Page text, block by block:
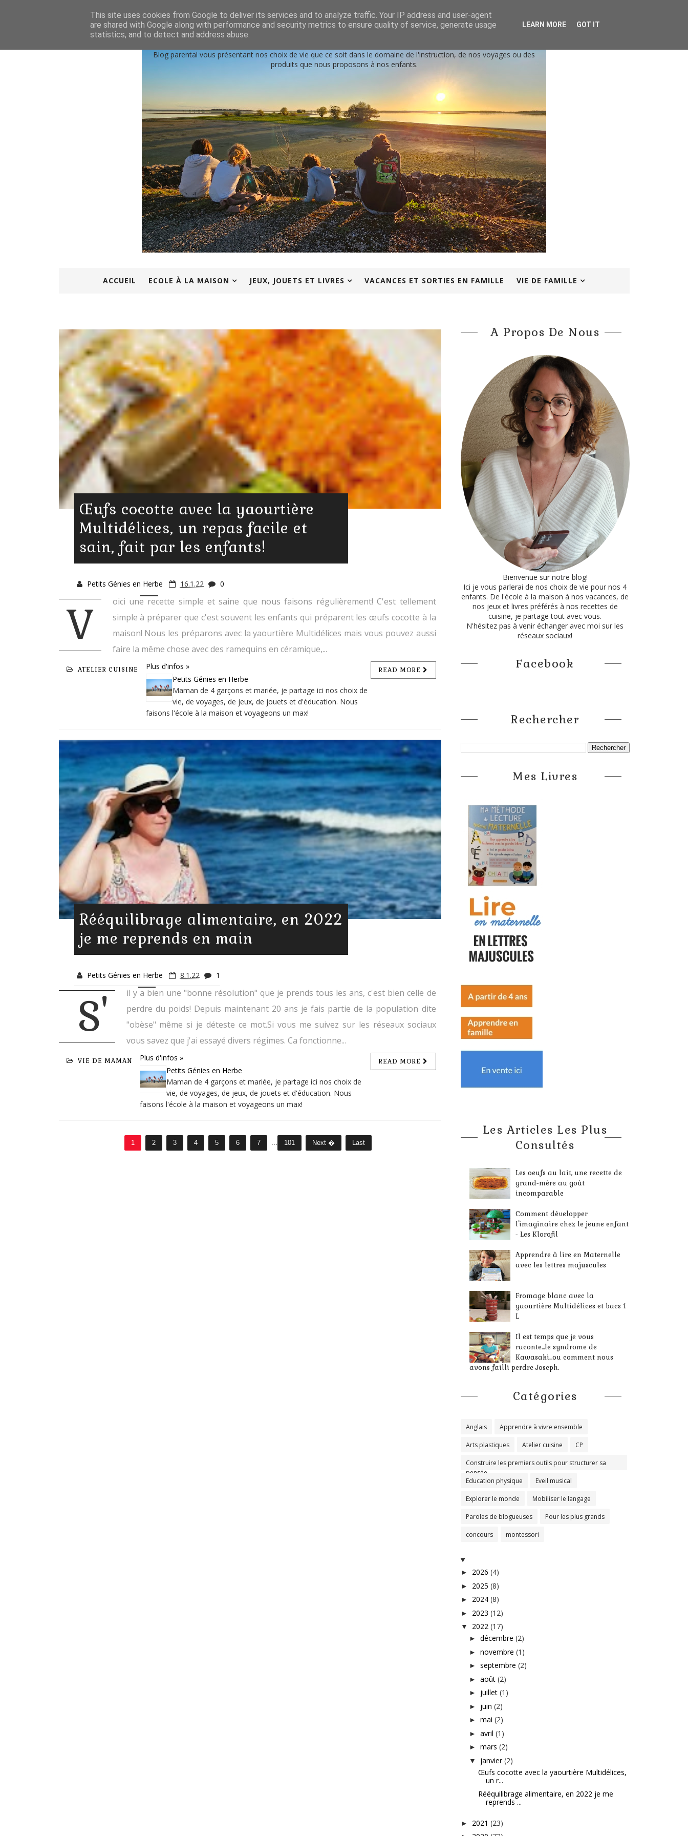
Petits génies en herbe
Blog parental vous présentant nos choix de vie que ce soit dans le domaine de l'instruction, de nos voyages ou des
produits que nous proposons à nos enfants.
ACCUEIL ECOLE À LA MAISON JEUX, JOUETS ET LIVRES VACANCES ET SORTIES EN FAMILLE VIE DE FAMILLE
Œufs cocotte avec la yaourtière
Multidélices, un repas facile et
sain, fait par les enfants!
Petits Génies en Herbe 16.1.22 0
V
oici une recette simple et saine que nous faisons régulièrement! C'est tellement
simple à préparer que c'est souvent les enfants qui préparent les œufs cocotte à la
maison! Nous les préparons avec la yaourtière Multidélices mais vous pouvez aussi
faire la même chose avec des ramequins en céramique,...
ATELIER CUISINE READ MORE
Plus d'infos »
Petits Génies en Herbe
Maman de 4 garçons et mariée, je partage ici nos choix de
vie, de voyages, de jeux, de jouets et d'éducation. Nous
faisons l'école à la maison et voyageons un max!
Rééquilibrage alimentaire, en 2022
je me reprends en main
Petits Génies en Herbe 8.1.22 1
S'
il y a bien une "bonne résolution" que je prends tous les ans, c'est bien celle de
perdre du poids! Depuis maintenant 20 ans je fais partie de la population dite
"obèse" même si je déteste ce mot.Si vous me suivez sur les réseaux sociaux
vous savez que j'ai essayé divers régimes. Ca fonctionne...
VIE DE MAMAN READ MORE
Plus d'infos »
Petits Génies en Herbe
Maman de 4 garçons et mariée, je partage ici nos choix de
vie, de voyages, de jeux, de jouets et d'éducation. Nous
faisons l'école à la maison et voyageons un max!
1 2 3 4 5 6 7 ... 101 Next � Last
A Propos De Nous
Bienvenue sur notre blog!
Ici je vous parlerai de nos choix de vie pour nos 4
enfants. De l'école à la maison à nos vacances, de
nos jeux et livres préférés à nos recettes de
cuisine, je partage tout avec vous.
N'hésitez pas à venir échanger avec moi sur les
réseaux sociaux!
Facebook
Rechercher
Mes Livres
Les Articles Les Plus
Consultés
Les oeufs au lait, une recette de
grand-mère au goût
incomparable
Comment développer
l'imaginaire chez le jeune enfant
- Les Klorofil
Apprendre à lire en Maternelle
avec les lettres majuscules
Fromage blanc avec la
yaourtière Multidélices et bacs 1
L
Il est temps que je vous
raconte...le syndrome de
Kawasaki...ou comment nous
avons failli perdre Joseph.
Catégories
Anglais Apprendre à vivre ensemble
Arts plastiques Atelier cuisine CP
Construire les premiers outils pour structurer sa
pensée
Education physique
Eveil musical
Explorer le monde Mobiliser le langage
Paroles de blogueuses Pour les plus grands
concours montessori
► 2026 (4)
► 2025 (8)
► 2024 (8)
► 2023 (12)
▼ 2022 (17)
►décembre(2)
►novembre(1)
►septembre(2)
►août(2)
► juillet(1)
► juin(2)
►mai(2)
►avril(1)
►mars(2)
▼ janvier(2)
Œufs cocotte avec la yaourtière Multidélices,
un r...
Rééquilibrage alimentaire, en 2022 je me
reprends ...
► 2021 (23)
This site uses cookies from Google to deliver its services and to analyze traffic. Your IP address and user-agent
are shared with Google along with performance and security metrics to ensure quality of service, generate usage
statistics, and to detect and address abuse.
LEARN MORE GOT IT